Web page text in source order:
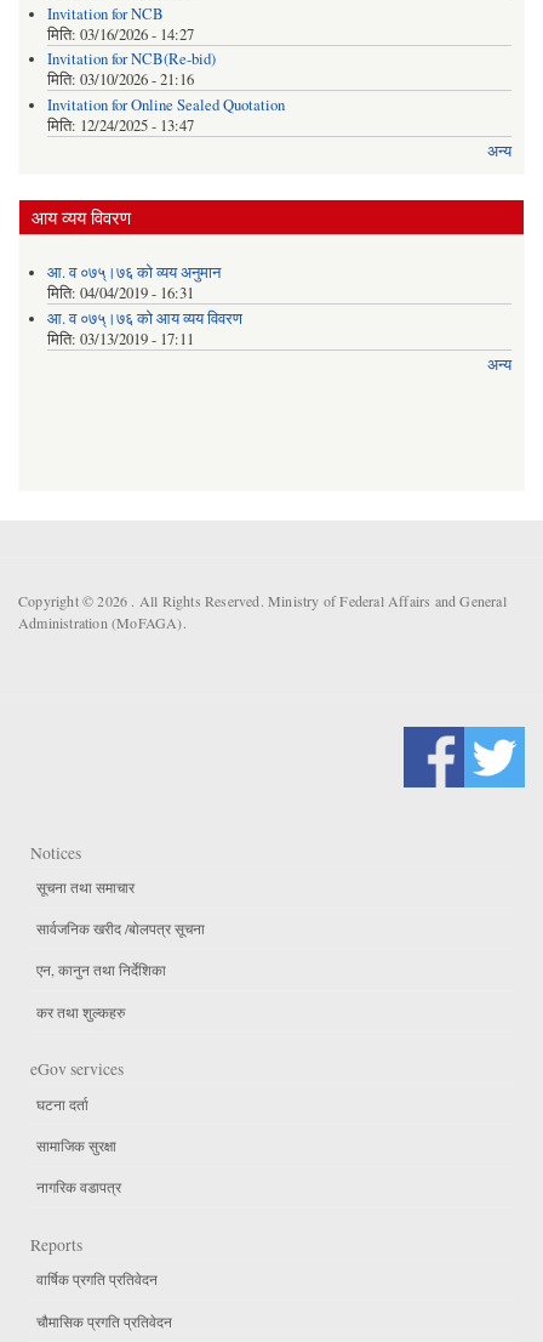
Invitation for NCB
मिति: 03/16/2026 - 14:27
Invitation for NCB(Re-bid)
मिति: 03/10/2026 - 21:16
Invitation for Online Sealed Quotation
मिति: 12/24/2025 - 13:47
अन्य
आय व्यय विवरण
आ. व ०७५्।७६ को व्यय अनुमान
मिति: 04/04/2019 - 16:31
आ. व ०७५्।७६ को आय व्यय विवरण
मिति: 03/13/2019 - 17:11
अन्य
Copyright © 2026 . All Rights Reserved. Ministry of Federal Affairs and General
Administration (MoFAGA).
Notices
सूचना तथा समाचार
सार्वजनिक खरीद /बोलपत्र सूचना
एन, कानुन तथा निर्देशिका
कर तथा शुल्कहरु
eGov services
घटना दर्ता
सामाजिक सुरक्षा
नागरिक वडापत्र
Reports
वार्षिक प्रगति प्रतिवेदन
चौमासिक प्रगति प्रतिवेदन